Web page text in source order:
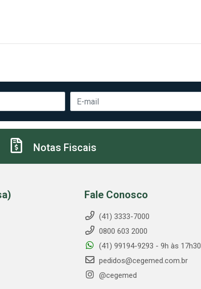
Notas Fiscais
Fale Conosco
(41) 3333-7000
0800 603 2000
(41) 99194-9293 - 9h às 17h30
pedidos@cegemed.com.br
@cegemed